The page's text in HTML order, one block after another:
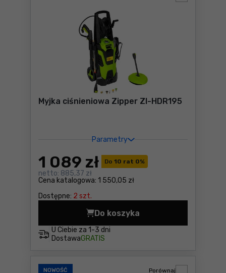
Myjka ciśnieniowa Zipper ZI-HDR195
Parametry
Do 10 rat 0%
Cena katalogowa: 1 550,05 zł
1 089 zł
netto: 885,37 zł
Dostępne: 2 szt.
U Ciebie za 1-3 dni
DostawaGRATIS
Do koszyka
Myjka ciśnieniowa Zipper
NOWOŚĆ Porównaj